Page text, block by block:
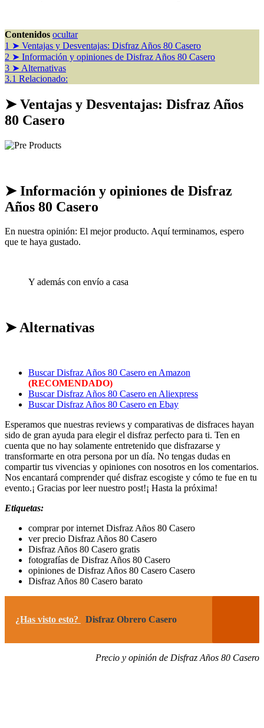
Contenidos ocultar
1 ➤ Ventajas y Desventajas: Disfraz Años 80 Casero
2 ➤ Información y opiniones de Disfraz Años 80 Casero
3 ➤ Alternativas
3.1 Relacionado:
➤ Ventajas y Desventajas: Disfraz Años
80 Casero
➤ Información y opiniones de Disfraz
Años 80 Casero
En nuestra opinión: El mejor producto. Aquí terminamos, espero
que te haya gustado.
Y además con envío a casa
➤ Alternativas
Buscar Disfraz Años 80 Casero en Amazon
(RECOMENDADO)
Buscar Disfraz Años 80 Casero en Aliexpress
Buscar Disfraz Años 80 Casero en Ebay
Esperamos que nuestras reviews y comparativas de disfraces hayan
sido de gran ayuda para elegir el disfraz perfecto para ti. Ten en
cuenta que no hay solamente entretenido que disfrazarse y
transformarte en otra persona por un día. No tengas dudas en
compartir tus vivencias y opiniones con nosotros en los comentarios.
Nos encantará comprender qué disfraz escogiste y cómo te fue en tu
evento.¡ Gracias por leer nuestro post!¡ Hasta la próxima!
Etiquetas:
comprar por internet Disfraz Años 80 Casero
ver precio Disfraz Años 80 Casero
Disfraz Años 80 Casero gratis
fotografías de Disfraz Años 80 Casero
opiniones de Disfraz Años 80 Casero Casero
Disfraz Años 80 Casero barato
¿Has visto esto? Disfraz Obrero Casero
Precio y opinión de Disfraz Años 80 Casero